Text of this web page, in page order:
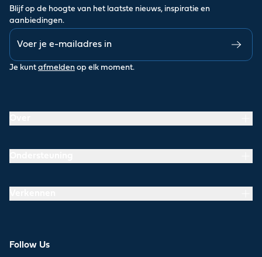
Blijf op de hoogte van het laatste nieuws, inspiratie en
aanbiedingen.
Je kunt afmelden op elk moment.
Follow Us